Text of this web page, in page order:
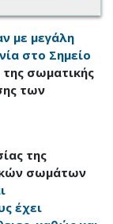
με μεγάλη
στο Σημείο
σωματικής
των
της
σωμάτων
έχει